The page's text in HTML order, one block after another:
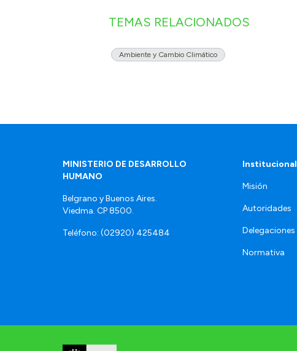
TEMAS RELACIONADOS
Ambiente y Cambio Climático
MINISTERIO DE DESARROLLO
HUMANO
Belgrano y Buenos Aires.
Viedma. CP 8500.
Teléfono: (02920) 425484
Institucional
Misión
Autoridades
Delegaciones
Normativa